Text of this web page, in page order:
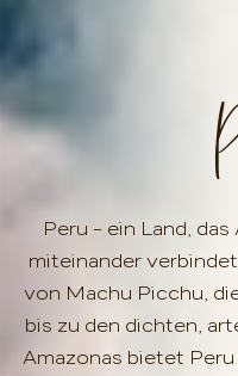
Peru – ein Land,
miteinander
von Machu Picchu,
bis zu den dichten,
Amazonas bietet